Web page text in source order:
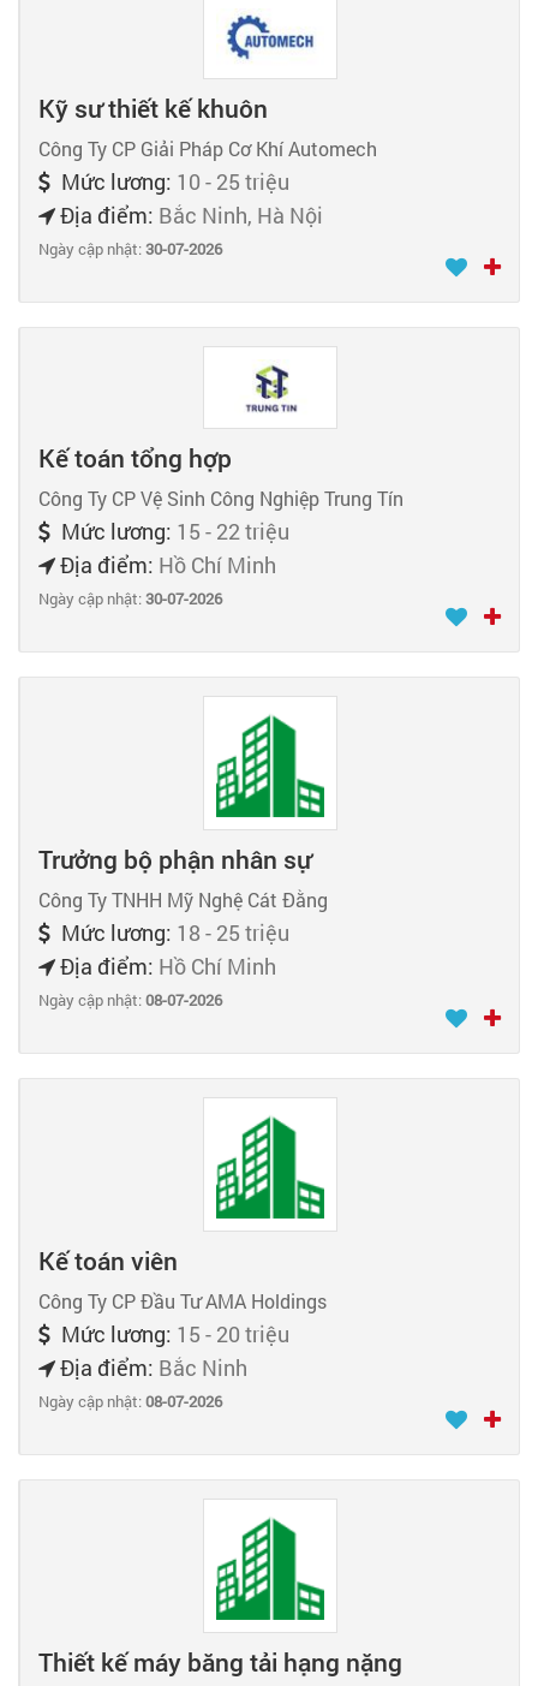
Kỹ sư thiết kế khuôn
Công Ty CP Giải Pháp Cơ Khí Automech
Mức lương: 10 - 25 triệu
Địa điểm: Bắc Ninh, Hà Nội
Ngày cập nhật:30-07-2026
Kế toán tổng hợp
Công Ty CP Vệ Sinh Công Nghiệp Trung Tín
Mức lương: 15 - 22 triệu
Địa điểm: Hồ Chí Minh
Ngày cập nhật:30-07-2026
Trưởng bộ phận nhân sự
Công Ty TNHH Mỹ Nghệ Cát Đằng
Mức lương: 18 - 25 triệu
Địa điểm: Hồ Chí Minh
Ngày cập nhật:08-07-2026
Kế toán viên
Công Ty CP Đầu Tư AMA Holdings
Mức lương: 15 - 20 triệu
Địa điểm: Bắc Ninh
Ngày cập nhật:08-07-2026
Thiết kế máy băng tải hạng nặng